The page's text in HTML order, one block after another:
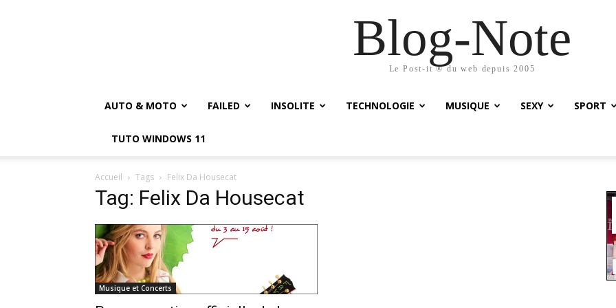
Blog-Note
Le Post-it ® du web depuis 2005
AUTO & MOTO FAILED INSOLITE TECHNOLOGIE MUSIQUE SEXY SPORT
TUTO WINDOWS 11
Accueil Tags Felix Da Housecat
Tag: Felix Da Housecat
Musique et Concerts